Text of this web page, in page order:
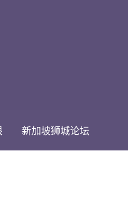
新加坡狮城论坛